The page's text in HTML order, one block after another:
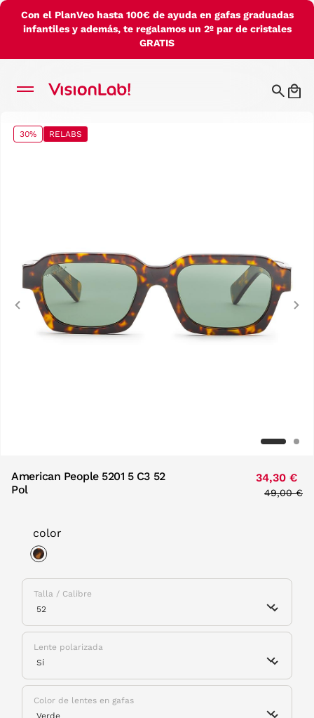
Con el PlanVeo hasta 100€ de ayuda en gafas graduadas
infantiles y además, te regalamos un 2º par de cristales
GRATIS
30% RELABS
Previous
American People 5201 5 C3 52
Pol
34,30 €
Price
49,00 €
color
Talla / Calibre
Lente polarizada
Color de lentes en gafas